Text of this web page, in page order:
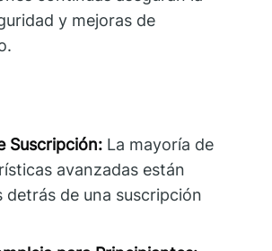
y mejoras de
Suscripción: La mayoría de
avanzadas están
detrás de una suscripción